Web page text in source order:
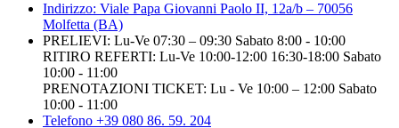
Indirizzo: Viale Papa Giovanni Paolo II, 12a/b – 70056
Molfetta (BA)
PRELIEVI: Lu-Ve 07:30 – 09:30 Sabato 8:00 - 10:00
RITIRO REFERTI: Lu-Ve 10:00-12:00 16:30-18:00 Sabato
10:00 - 11:00
PRENOTAZIONI TICKET: Lu - Ve 10:00 – 12:00 Sabato
10:00 - 11:00
Telefono +39 080 86. 59. 204